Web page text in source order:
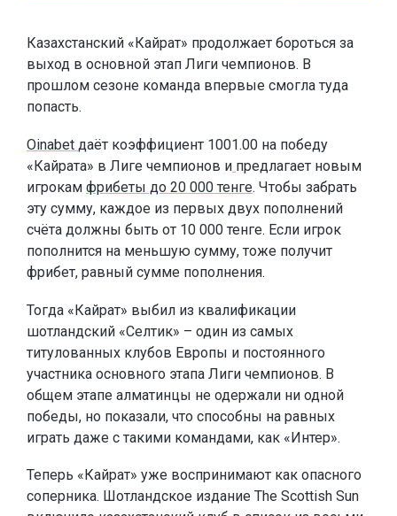
Казахстанский «Кайрат» продолжает бороться за
выход в основной этап Лиги чемпионов. В
прошлом сезоне команда впервые смогла туда
попасть.
Oinabet даёт коэффициент 1001.00 на победу
«Кайрата» в Лиге чемпионов и предлагает новым
игрокам фрибеты до 20 000 тенге. Чтобы забрать
эту сумму, каждое из первых двух пополнений
счёта должны быть от 10 000 тенге. Если игрок
пополнится на меньшую сумму, тоже получит
фрибет, равный сумме пополнения.
Тогда «Кайрат» выбил из квалификации
шотландский «Селтик» – один из самых
титулованных клубов Европы и постоянного
участника основного этапа Лиги чемпионов. В
общем этапе алматинцы не одержали ни одной
победы, но показали, что способны на равных
играть даже с такими командами, как «Интер».
Теперь «Кайрат» уже воспринимают как опасного
соперника. Шотландское издание The Scottish Sun